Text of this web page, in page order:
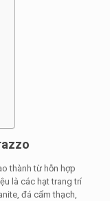
thành từ hỗn hợp
là các hạt trang trí
đá cẩm thạch,